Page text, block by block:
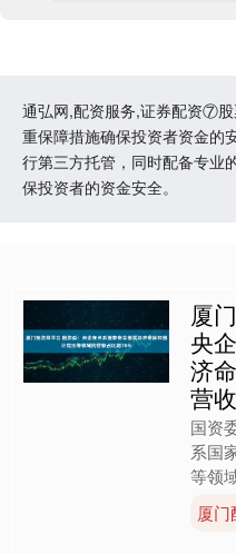
通弘网,配资服务,证券配资⑦
重保障措施确保投资者资金的
行第三方托管，同时配备专业
保投资者的资金安全。
厦
央
济
营
国资
系国
等领
战略
新组
厦门